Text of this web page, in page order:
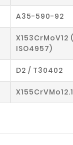
A35-590-92
X153CrMoV12
ISO4957)
D2 / T30402
X155CrVMo12.1